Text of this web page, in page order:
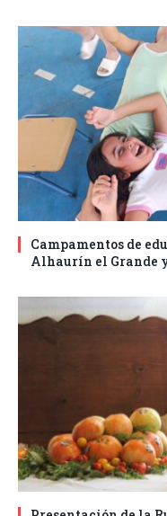
Campamentos de
Alhaurín el Grande